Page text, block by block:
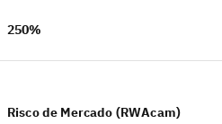
250%
Risco de Mercado (RWAcam)